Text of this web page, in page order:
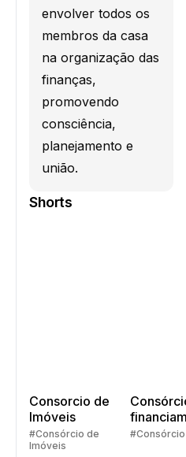
envolver todos os
membros da casa
na organização das
finanças,
promovendo
consciência,
planejamento e
união.
Shorts
Consorcio de
Imóveis
#Consórcio de
Imóveis
Quem
#Consórcio